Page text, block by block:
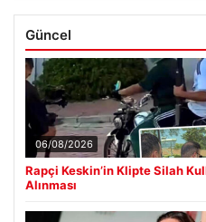
Güncel
06/08/2026
Rapçi Keskin’in Klipte Silah
Alınması